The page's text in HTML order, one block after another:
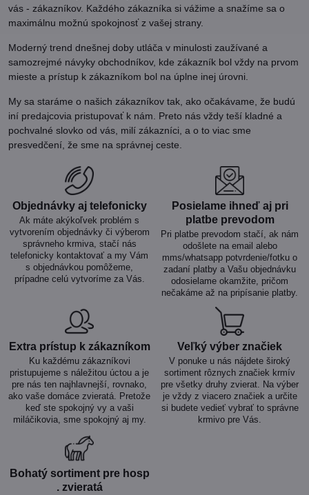
vás - zákazníkov. Každého zákazníka si vážime a snažíme sa o
maximálnu možnú spokojnosť z vašej strany.
Moderný trend dnešnej doby utláča v minulosti zaužívané a
samozrejmé návyky obchodníkov, kde zákazník bol vždy na prvom
mieste a prístup k zákazníkom bol na úplne inej úrovni.
My sa staráme o našich zákazníkov tak, ako očakávame, že budú
iní predajcovia pristupovať k nám. Preto nás vždy teší kladné a
pochvalné slovko od vás, milí zákazníci, a o to viac sme
presvedčení, že sme na správnej ceste.
Objednávky aj telefonicky
Ak máte akýkoľvek problém s
vytvorením objednávky či výberom
správneho krmiva, stačí nás
telefonicky kontaktovať a my Vám
s objednávkou pomôžeme,
prípadne celú vytvoríme za Vás.
Posielame ihneď aj pri
platbe prevodom
Pri platbe prevodom stačí, ak nám
odošlete na email alebo
mms/whatsapp potvrdenie/fotku o
zadaní platby a Vašu objednávku
odosielame okamžite, pričom
nečakáme až na pripísanie platby.
Extra prístup k zákazníkom
Ku každému zákazníkovi
pristupujeme s náležitou úctou a je
pre nás ten najhlavnejší, rovnako,
ako vaše domáce zvieratá. Pretože
keď ste spokojný vy a vaši
miláčikovia, sme spokojný aj my.
Veľký výber značiek
V ponuke u nás nájdete široký
sortiment rôznych značiek krmív
pre všetky druhy zvierat. Na výber
je vždy z viacero značiek a určite
si budete vedieť vybrať to správne
krmivo pre Vás.
Bohatý sortiment pre hosp​
. zvieratá